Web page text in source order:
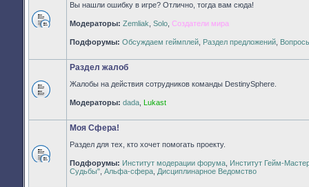
непрочитанных
сообщений
Вы нашли ошибку в игре? Отлично, тогда вам сюда!
Модераторы: Zemliak Solo Создатели мира
Подфорумы: Обсуждаем геймплей Раздел предложений
Нет
непрочитанных
Раздел жалоб
Жалобы на действия сотрудников команды DestinySphere.
Модераторы: dada Lukast
Нет
непрочитанных
Моя Сфера!
Раздел для тех, кто хочет помогать проекту.
Подфорумы: Институт модерации форума Институт Гейм-
Судьбы" Альфа-сфера Дисциплинарное Ведомство